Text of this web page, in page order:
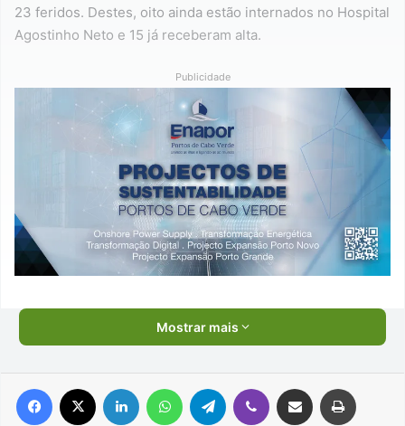
23 feridos. Destes, oito ainda estão internados no Hospital
Agostinho Neto e 15 já receberam alta.
Publicidade
Mostrar mais
Facebook Linkedin WhatsAppTelegram Viber Compartilhar via e-mail